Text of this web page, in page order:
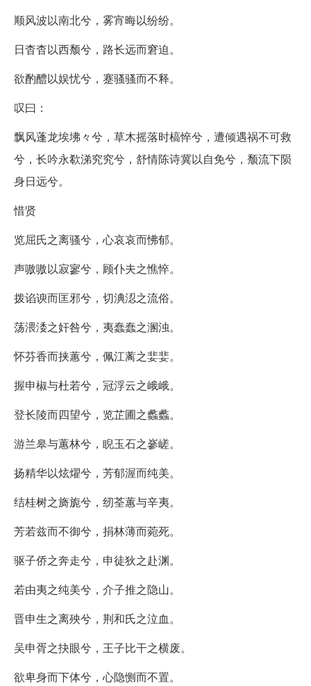
顺风波以南北兮，雾宵晦以纷纷。
日杳杳以西颓兮，路长远而窘迫。
欲酌醴以娱忧兮，蹇骚骚而不释。
叹曰：
飘风蓬龙埃坲々兮，草木摇落时槁悴兮，遭倾遇祸不可救
兮，长吟永欷涕究究兮，舒情陈诗冀以自免兮，颓流下陨
身日远兮。
惜贤
览屈氏之离骚兮，心哀哀而怫郁。
声嗷嗷以寂寥兮，顾仆夫之憔悴。
拨谄谀而匡邪兮，切淟涊之流俗。
荡渨涹之奸咎兮，夷蠢蠢之溷浊。
怀芬香而挟蕙兮，佩江蓠之婓婓。
握申椒与杜若兮，冠浮云之峨峨。
登长陵而四望兮，览芷圃之蠡蠡。
游兰皋与蕙林兮，睨玉石之嵾嵯。
扬精华以炫燿兮，芳郁渥而纯美。
结桂树之旖旎兮，纫荃蕙与辛夷。
芳若兹而不御兮，捐林薄而菀死。
驱子侨之奔走兮，申徒狄之赴渊。
若由夷之纯美兮，介子推之隐山。
晋申生之离殃兮，荆和氏之泣血。
吴申胥之抉眼兮，王子比干之横废。
欲卑身而下体兮，心隐恻而不置。